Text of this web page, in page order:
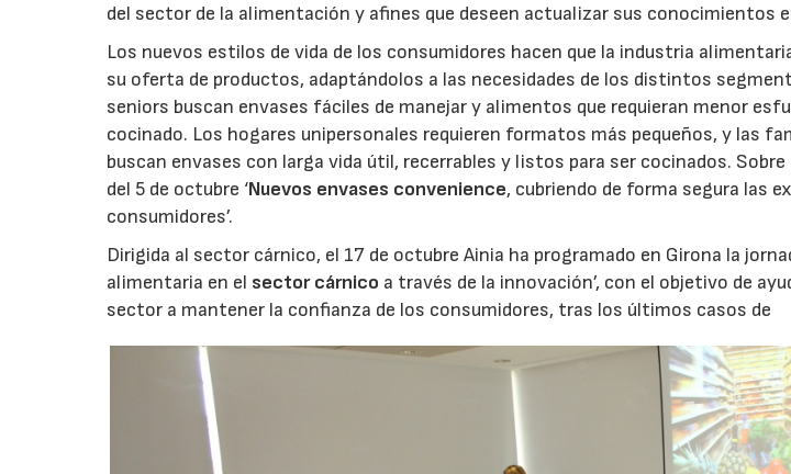
del sector de la alimentación y afines que deseen actualizar sus conocimientos
Los nuevos estilos de vida de los consumidores hacen que la industria
su oferta de productos, adaptándolos a las necesidades de los distintos
seniors buscan envases fáciles de manejar y alimentos que requieran menor
cocinado. Los hogares unipersonales requieren formatos más pequeños, y las
buscan envases con larga vida útil, recerrables y listos para ser cocinados.
del 5 de octubre ‘Nuevos envases convenience, cubriendo de forma segura las
consumidores’.
Dirigida al sector cárnico, el 17 de octubre Ainia ha programado en Girona la
alimentaria en el sector cárnico a través de la innovación’, con el objetivo de
sector a mantener la confianza de los consumidores, tras los últimos casos de